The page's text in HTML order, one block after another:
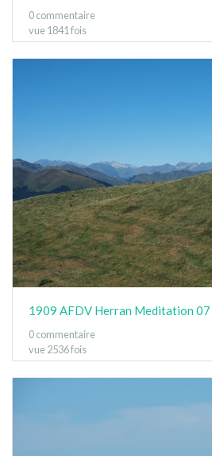
0 commentaire
vue 1841 fois
1909 AFDV Herran Meditation 07
0 commentaire
vue 2536 fois